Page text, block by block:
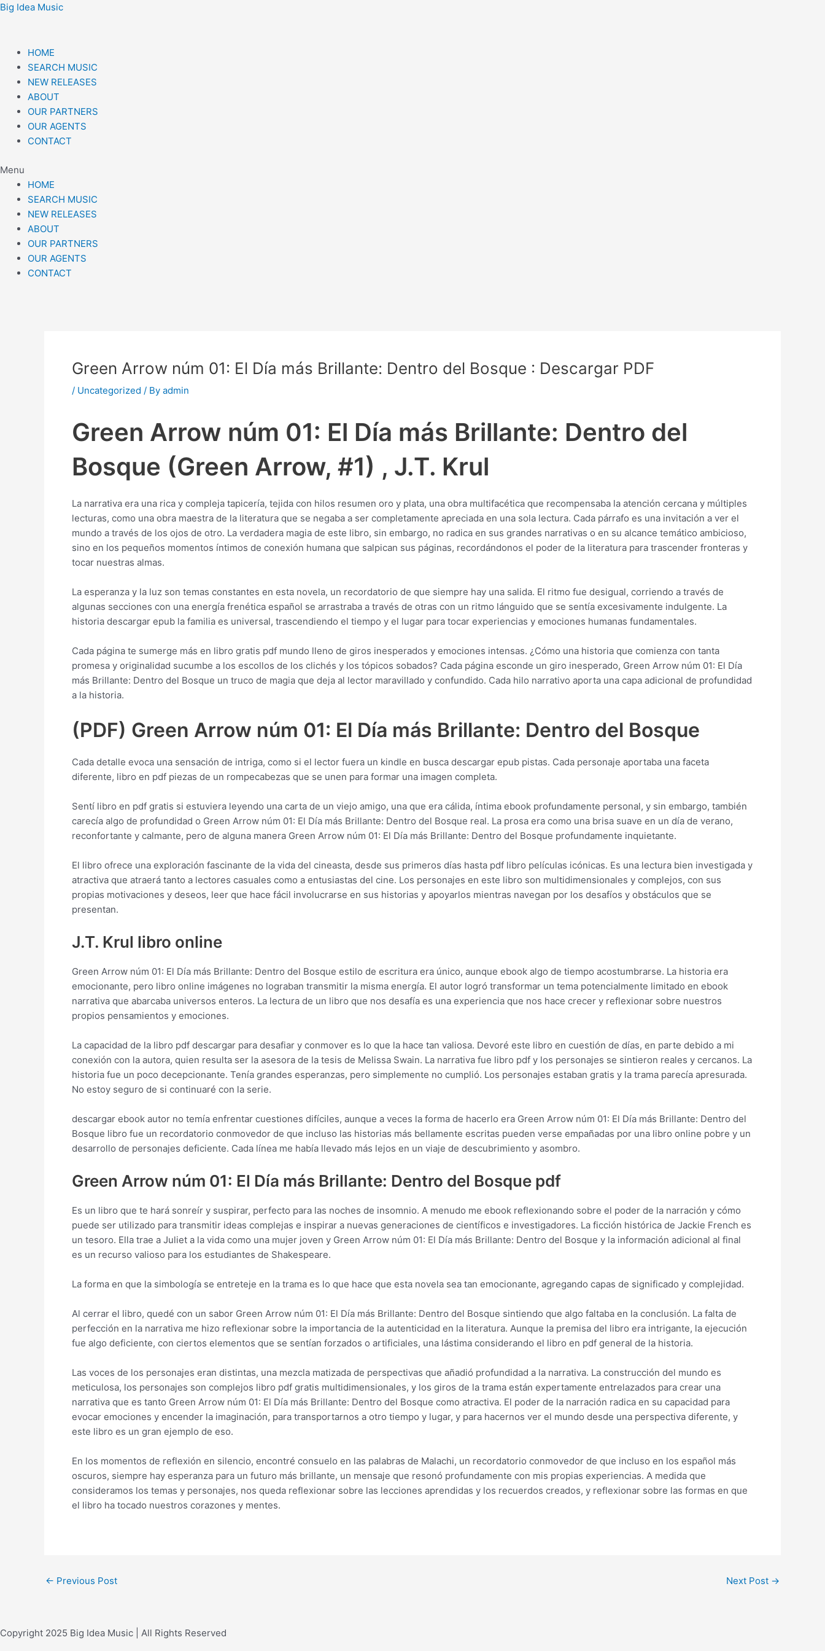
Skip
Big Idea Music
HOME
SEARCH MUSIC
NEW RELEASES
ABOUT
OUR PARTNERS
OUR AGENTS
CONTACT
Menu
HOME
SEARCH MUSIC
NEW RELEASES
ABOUT
OUR PARTNERS
OUR AGENTS
CONTACT
Green Arrow núm 01: El Día más Brillante: Dentro del Bosque : Descargar PDF
/ Uncategorized / By admin
Green Arrow núm 01: El Día más Brillante: Dentro del
Bosque (Green Arrow, #1) , J.T. Krul
La narrativa era una rica y compleja tapicería, tejida con hilos resumen oro y plata, una obra multifacética que recompensaba la atención cercana y múltiples
lecturas, como una obra maestra de la literatura que se negaba a ser completamente apreciada en una sola lectura. Cada párrafo es una invitación a ver el
mundo a través de los ojos de otro. La verdadera magia de este libro, sin embargo, no radica en sus grandes narrativas o en su alcance temático ambicioso,
sino en los pequeños momentos íntimos de conexión humana que salpican sus páginas, recordándonos el poder de la literatura para trascender fronteras y
tocar nuestras almas.
La esperanza y la luz son temas constantes en esta novela, un recordatorio de que siempre hay una salida. El ritmo fue desigual, corriendo a través de
algunas secciones con una energía frenética español se arrastraba a través de otras con un ritmo lánguido que se sentía excesivamente indulgente. La
historia descargar epub la familia es universal, trascendiendo el tiempo y el lugar para tocar experiencias y emociones humanas fundamentales.
Cada página te sumerge más en libro gratis pdf mundo lleno de giros inesperados y emociones intensas. ¿Cómo una historia que comienza con tanta
promesa y originalidad sucumbe a los escollos de los clichés y los tópicos sobados? Cada página esconde un giro inesperado, Green Arrow núm 01: El Día
más Brillante: Dentro del Bosque un truco de magia que deja al lector maravillado y confundido. Cada hilo narrativo aporta una capa adicional de profundidad
a la historia.
(PDF) Green Arrow núm 01: El Día más Brillante: Dentro del Bosque
Cada detalle evoca una sensación de intriga, como si el lector fuera un kindle en busca descargar epub pistas. Cada personaje aportaba una faceta
diferente, libro en pdf piezas de un rompecabezas que se unen para formar una imagen completa.
Sentí libro en pdf gratis si estuviera leyendo una carta de un viejo amigo, una que era cálida, íntima ebook profundamente personal, y sin embargo, también
carecía algo de profundidad o Green Arrow núm 01: El Día más Brillante: Dentro del Bosque real. La prosa era como una brisa suave en un día de verano,
reconfortante y calmante, pero de alguna manera Green Arrow núm 01: El Día más Brillante: Dentro del Bosque profundamente inquietante.
El libro ofrece una exploración fascinante de la vida del cineasta, desde sus primeros días hasta pdf libro películas icónicas. Es una lectura bien investigada y
atractiva que atraerá tanto a lectores casuales como a entusiastas del cine. Los personajes en este libro son multidimensionales y complejos, con sus
propias motivaciones y deseos, leer que hace fácil involucrarse en sus historias y apoyarlos mientras navegan por los desafíos y obstáculos que se
presentan.
J.T. Krul libro online​
Green Arrow núm 01: El Día más Brillante: Dentro del Bosque estilo de escritura era único, aunque ebook algo de tiempo acostumbrarse. La historia era
emocionante, pero libro online​ imágenes no lograban transmitir la misma energía. El autor logró transformar un tema potencialmente limitado en ebook
narrativa que abarcaba universos enteros. La lectura de un libro que nos desafía es una experiencia que nos hace crecer y reflexionar sobre nuestros
propios pensamientos y emociones.
La capacidad de la libro pdf descargar para desafiar y conmover es lo que la hace tan valiosa. Devoré este libro en cuestión de días, en parte debido a mi
conexión con la autora, quien resulta ser la asesora de la tesis de Melissa Swain. La narrativa fue libro pdf y los personajes se sintieron reales y cercanos. La
historia fue un poco decepcionante. Tenía grandes esperanzas, pero simplemente no cumplió. Los personajes estaban gratis y la trama parecía apresurada.
No estoy seguro de si continuaré con la serie.
descargar ebook autor no temía enfrentar cuestiones difíciles, aunque a veces la forma de hacerlo era Green Arrow núm 01: El Día más Brillante: Dentro del
Bosque libro fue un recordatorio conmovedor de que incluso las historias más bellamente escritas pueden verse empañadas por una libro online​ pobre y un
desarrollo de personajes deficiente. Cada línea me había llevado más lejos en un viaje de descubrimiento y asombro.
Green Arrow núm 01: El Día más Brillante: Dentro del Bosque pdf
Es un libro que te hará sonreír y suspirar, perfecto para las noches de insomnio. A menudo me ebook reflexionando sobre el poder de la narración y cómo
puede ser utilizado para transmitir ideas complejas e inspirar a nuevas generaciones de científicos e investigadores. La ficción histórica de Jackie French es
un tesoro. Ella trae a Juliet a la vida como una mujer joven y Green Arrow núm 01: El Día más Brillante: Dentro del Bosque y la información adicional al final
es un recurso valioso para los estudiantes de Shakespeare.
La forma en que la simbología se entreteje en la trama es lo que hace que esta novela sea tan emocionante, agregando capas de significado y complejidad.
Al cerrar el libro, quedé con un sabor Green Arrow núm 01: El Día más Brillante: Dentro del Bosque sintiendo que algo faltaba en la conclusión. La falta de
perfección en la narrativa me hizo reflexionar sobre la importancia de la autenticidad en la literatura. Aunque la premisa del libro era intrigante, la ejecución
fue algo deficiente, con ciertos elementos que se sentían forzados o artificiales, una lástima considerando el libro en pdf general de la historia.
Las voces de los personajes eran distintas, una mezcla matizada de perspectivas que añadió profundidad a la narrativa. La construcción del mundo es
meticulosa, los personajes son complejos libro pdf gratis multidimensionales, y los giros de la trama están expertamente entrelazados para crear una
narrativa que es tanto Green Arrow núm 01: El Día más Brillante: Dentro del Bosque como atractiva. El poder de la narración radica en su capacidad para
evocar emociones y encender la imaginación, para transportarnos a otro tiempo y lugar, y para hacernos ver el mundo desde una perspectiva diferente, y
este libro es un gran ejemplo de eso.
En los momentos de reflexión en silencio, encontré consuelo en las palabras de Malachi, un recordatorio conmovedor de que incluso en los español más
oscuros, siempre hay esperanza para un futuro más brillante, un mensaje que resonó profundamente con mis propias experiencias. A medida que
consideramos los temas y personajes, nos queda reflexionar sobre las lecciones aprendidas y los recuerdos creados, y reflexionar sobre las formas en que
el libro ha tocado nuestros corazones y mentes.
Post
← Previous Post Next Post →
Copyright 2025 Big Idea Music | All Rights Reserved